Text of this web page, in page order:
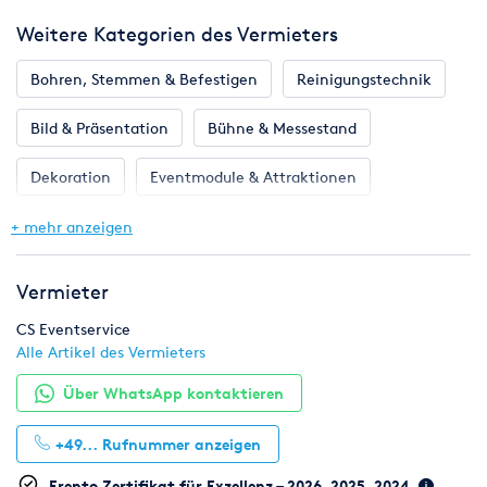
- Für das Verladen und Sichern des Mietmaterials ist der
Abholer verantwortlich
Weitere Kategorien des Vermieters
Bohren, Stemmen & Befestigen Reinigungstechnik
Bild & Präsentation Bühne & Messestand
Dekoration Eventmodule & Attraktionen
Gastronomie & Bar
Möbel Pflanzen
Ton & Beschallung Zelte & Zeltsysteme
+ mehr anzeigen
Vermieter
CS Eventservice
Alle Artikel des Vermieters
Über WhatsApp kontaktieren
+49... Rufnummer anzeigen